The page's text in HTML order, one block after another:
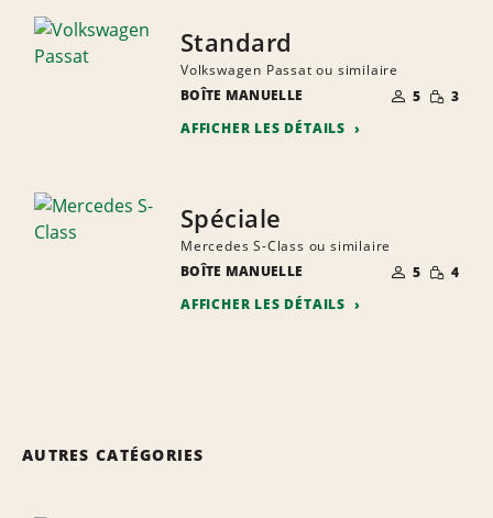
Standard
Volkswagen Passat ou similaire
BOÎTE MANUELLE
NOMBRE DE
PERSONNES
5 PETITE
3
AFFICHER LES DÉTAILS
Spéciale
Mercedes S-Class ou similaire
BOÎTE MANUELLE
NOMBRE DE
PERSONNES
5 PETITE
4
AFFICHER LES DÉTAILS
AUTRES CATÉGORIES